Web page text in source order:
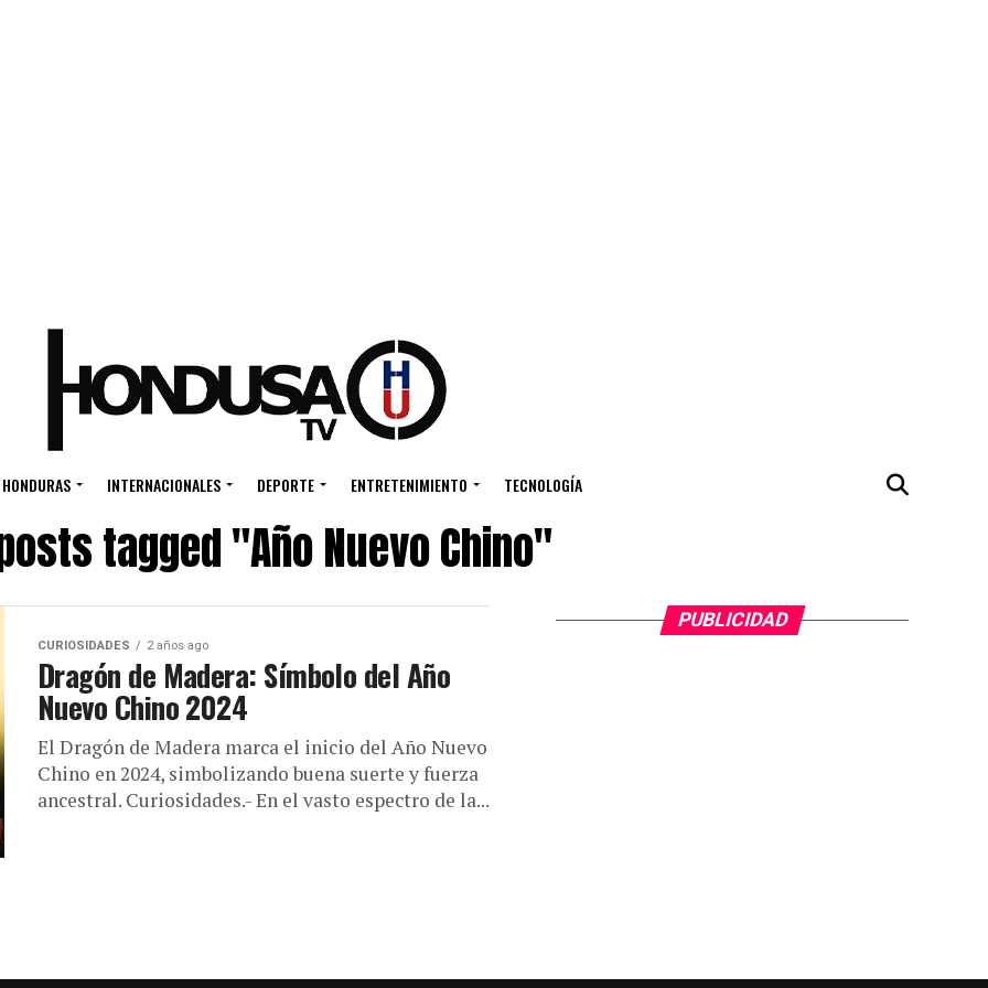
HONDURAS INTERNACIONALES DEPORTE ENTRETENIMIENTO TECNOLOGÍA
tagged "Año Nuevo Chino"
CURIOSIDADES 2 años ago
Dragón de Madera: Símbolo del Año
Nuevo Chino 2024
El Dragón de Madera marca el inicio del Año Nuevo
Chino en 2024, simbolizando buena suerte y fuerza
ancestral. Curiosidades.- En el vasto espectro de la...
PUBLICIDAD